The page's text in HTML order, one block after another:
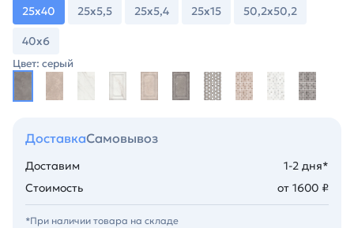
25х40 25х5,5 25х5,4 25х15 50,2х50,2
40х6
Цвет: серый
ДоставкаСамовывоз
Доставим
1-2 дня*
Стоимость
от 1600 ₽
*При наличии товара на складе